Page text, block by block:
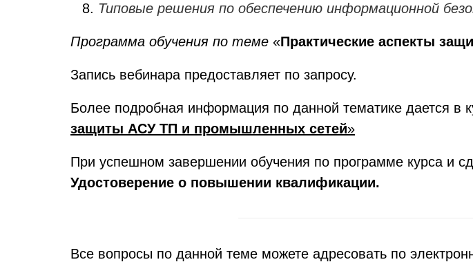
Типовые решения по обеспечению информационной
Программа обучения по теме «Практические аспекты
Запись вебинара предоставляет по запросу.
Более подробная информация по данной тематике дается в
защиты АСУ ТП и промышленных сетей»
При успешном завершении обучения по программе курса и
Удостоверение о повышении квалификации.
Все вопросы по данной теме можете адресовать по